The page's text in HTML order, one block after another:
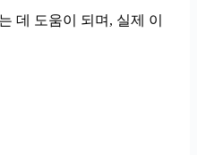
데 도움이 되며, 실제 이